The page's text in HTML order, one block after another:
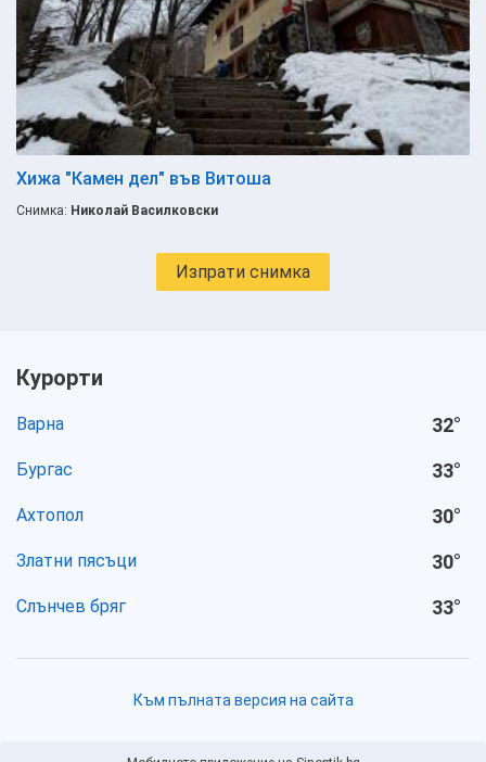
Хижа "Камен дел" във Витоша
Снимка: Николай Василковски
Изпрати снимка
Курорти
Варна 32°
Бургас 33°
Ахтопол 30°
Златни пясъци 30°
Слънчев бряг 33°
Към пълната версия на сайта